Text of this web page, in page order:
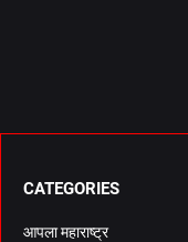
CATEGORIES
आपला महाराष्ट्र